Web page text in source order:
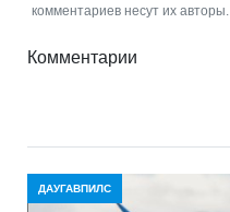
комментариев несут их авторы.
Комментарии
ДАУГАВПИЛС